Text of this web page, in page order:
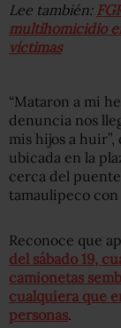
Lee también:
multihomicidio
víctimas
“Mataron a mi
denuncia nos
mis hijos a
ubicada en la
cerca del
tamaulipeco con
Reconoce que
del sábado 19,
camionetas
cualquiera que
personas.